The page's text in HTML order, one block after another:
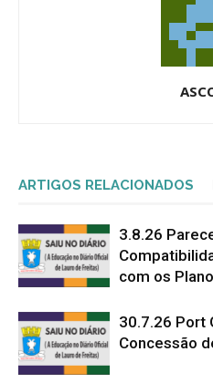
ARTIGOS RELACIONADOS
3.8.26
com os
30.7.26 Port
Concessão